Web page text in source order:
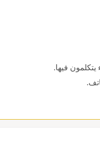
فيها.